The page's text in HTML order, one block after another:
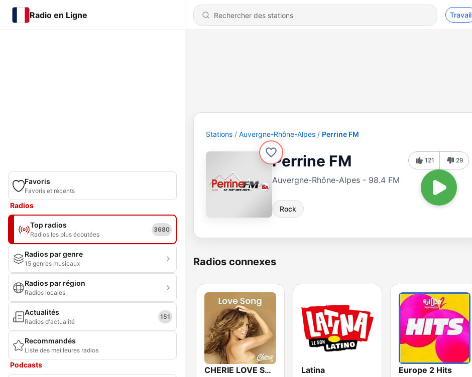
Radio en Ligne Travail
Favoris
Favoris et récents
Radios
Top radios
Radios les plus écoutées
3680
Radios par genre
15 genres musicaux
Radios par région
Radios locales
Actualités
Radios d'actualité
151
Recommandés
Liste des meilleures radios
Podcasts
Stations Auvergne-Rhône-Alpes Perrine FM
Perrine FM
Auvergne-Rhône-Alpes - 98.4 FM
Rock
121 29
Radios connexes
CHERIE LOVE SONGS Latina Europe 2 Hits